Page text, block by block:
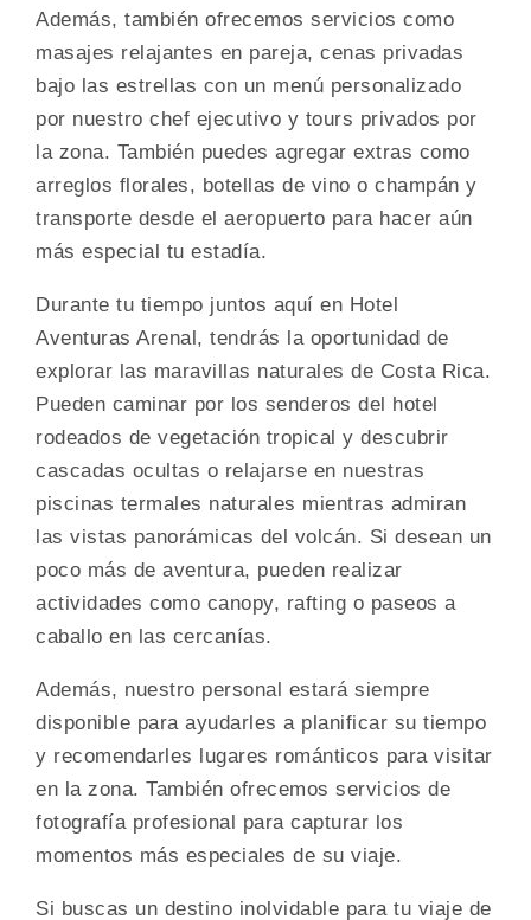
Además, también ofrecemos servicios como
masajes relajantes en pareja, cenas privadas
bajo las estrellas con un menú personalizado
por nuestro chef ejecutivo y tours privados por
la zona. También puedes agregar extras como
arreglos florales, botellas de vino o champán y
transporte desde el aeropuerto para hacer aún
más especial tu estadía.
Durante tu tiempo juntos aquí en Hotel
Aventuras Arenal, tendrás la oportunidad de
explorar las maravillas naturales de Costa Rica.
Pueden caminar por los senderos del hotel
rodeados de vegetación tropical y descubrir
cascadas ocultas o relajarse en nuestras
piscinas termales naturales mientras admiran
las vistas panorámicas del volcán. Si desean un
poco más de aventura, pueden realizar
actividades como canopy, rafting o paseos a
caballo en las cercanías.
Además, nuestro personal estará siempre
disponible para ayudarles a planificar su tiempo
y recomendarles lugares románticos para visitar
en la zona. También ofrecemos servicios de
fotografía profesional para capturar los
momentos más especiales de su viaje.
Si buscas un destino inolvidable para tu viaje de